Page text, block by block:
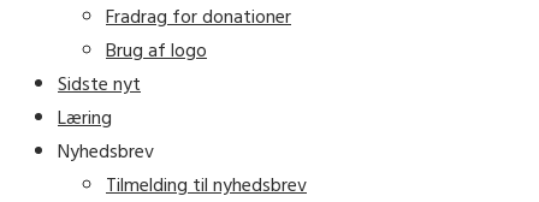
Fradrag for donationer
Brug af logo
Sidste nyt
Læring
Nyhedsbrev
Tilmelding til nyhedsbrev